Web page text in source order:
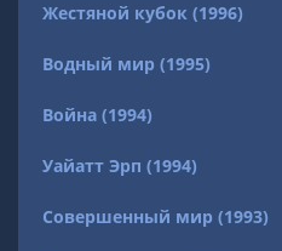
Жестяной кубок (1996)
Водный мир (1995)
Война (1994)
Уайатт Эрп (1994)
Совершенный мир (1993)